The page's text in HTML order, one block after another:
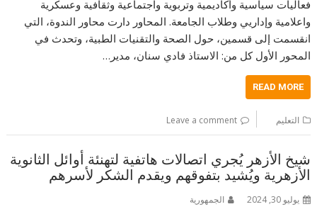
فعاليات سياسية وأكاديمية وتربوية واجتماعية وثقافية وعسكرية
واعلامية وإداريي وطلاب الجامعة. المحاور دارت محاور الندوة، التي
انقسمت إلى قسمين، حول الصحة والتقنيات الطبية، وتحدث في
المحور الأول كل من: الاستاذ فادي سنان، مدير…
READ MORE
التعليم Leave a comment
شيخ الأزهر يُجري اتصالات هاتفية لتهنئة أوائل الثانوية
الأزهرية ‏ويُشيد بتفوقهم ويقدم الشكر لأسرهم
يوليو 30, 2024 الجمهورية